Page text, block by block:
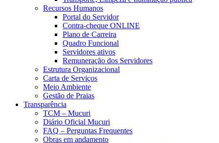
Recursos Humanos
Portal do Servidor
Contra-cheque ONLINE
Plano de Carreira
Quadro Funcional
Servidores ativos
Remuneração dos Servidores
Estrutura Organizacional
Carta de Serviços
Meio Ambiente
Gestão de Praias
Transparência
TCM – Mucuri
Diário Oficial Mucuri
FAQ – Perguntas Frequentes
Obras em andamento